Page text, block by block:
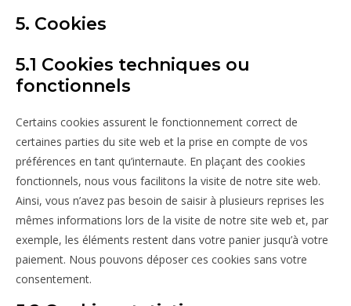
5. Cookies
5.1 Cookies techniques ou
fonctionnels
Certains cookies assurent le fonctionnement correct de
certaines parties du site web et la prise en compte de vos
préférences en tant qu’internaute. En plaçant des cookies
fonctionnels, nous vous facilitons la visite de notre site web.
Ainsi, vous n’avez pas besoin de saisir à plusieurs reprises les
mêmes informations lors de la visite de notre site web et, par
exemple, les éléments restent dans votre panier jusqu’à votre
paiement. Nous pouvons déposer ces cookies sans votre
consentement.